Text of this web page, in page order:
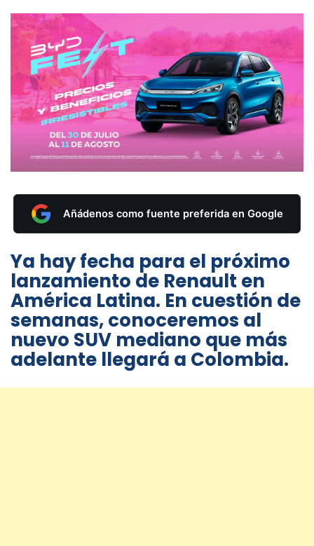
Añádenos como fuente preferida en Google
Ya hay fecha para el próximo
lanzamiento de Renault en
América Latina. En cuestión de
semanas, conoceremos al
nuevo SUV mediano que más
adelante llegará a Colombia.